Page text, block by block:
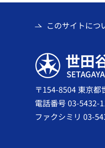
このサイトにつ
世田谷区
〒154-8504 東京
電話番号 03-5432-
ファクシミリ 03-